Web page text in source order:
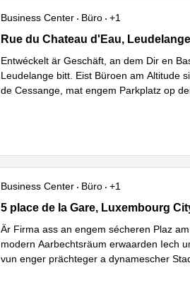
Business Center Büro
+1
12, Rue du Chateau D'eau, Leudelange
Rue du Chateau d'Eau, Leudelange
Entwéckelt är Geschäft, an dem Dir en
Leudelange bitt. Eist Büroen am Altitude
de Cessange, mat engem Parkplatz op
Business Center Büro
+1
5 place de la Gare, Luxembourg City
5 place de la Gare, Luxembourg
Är Firma ass an engem sécheren Plaz
modern Aarbechtsräum erwaarden Iech
vun enger prächteger a dynamescher